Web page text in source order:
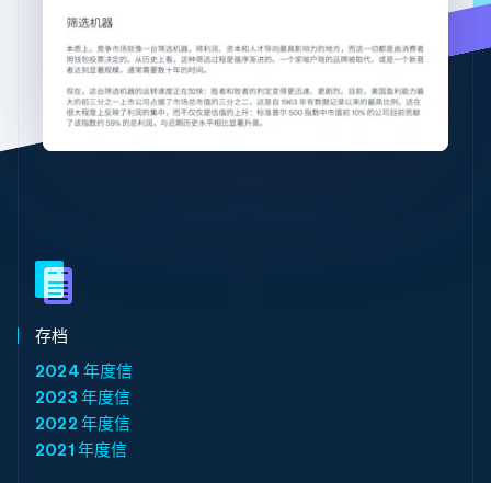
立即观看
存档
2024 年度信
2023 年度信
2022 年度信
2021 年度信
立陶宛
English
列支敦士登
DeutschEnglish
卢森堡
FrançaisDeutschEnglish
美国
English
挪威
English
葡萄牙
Português
日本